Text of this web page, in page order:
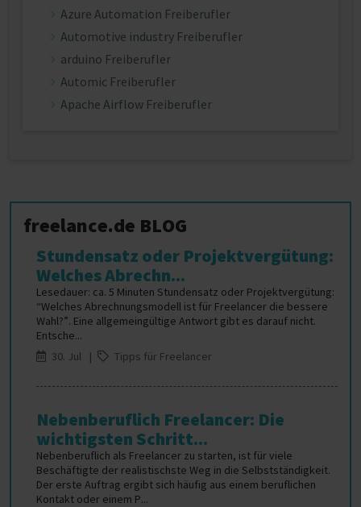
Azure Automation Freiberufler
Automotive industry Freiberufler
arduino Freiberufler
Automic Freiberufler
Apache Airflow Freiberufler
freelance.de BLOG
Stundensatz oder Projektvergütung:
Welches Abrechn...
Lesedauer: ca. 5 Minuten Stundensatz oder Projektvergütung:
“Welches Abrechnungsmodell ist für Freelancer die bessere
Wahl?”. Eine allgemeingültige Antwort gibt es darauf nicht.
Entsche...
30. Jul |
Tipps für Freelancer
Nebenberuflich Freelancer: Die
wichtigsten Schritt...
Nebenberuflich als Freelancer zu starten, ist für viele
Beschäftigte der realistischste Weg in die Selbstständigkeit.
Der erste Auftrag ergibt sich häufig aus einem beruflichen
Kontakt oder einem P...